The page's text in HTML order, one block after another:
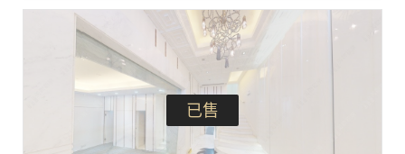
已售